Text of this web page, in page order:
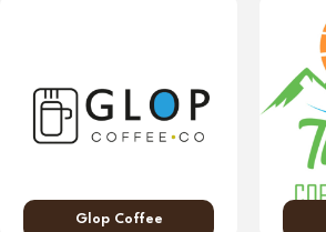
Glop Coffee